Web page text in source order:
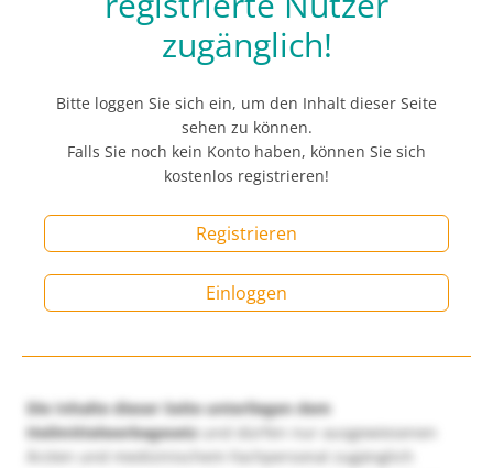
zugänglich!
Bitte loggen Sie sich ein, um den Inhalt dieser Seite
sehen zu können.
Falls Sie noch kein Konto haben, können Sie sich
kostenlos registrieren!
Registrieren
Einloggen
Die Inhalte dieser Seite unterliegen dem
Heilmittelwerbegesetzund dürfen nur ausgewiesenen
Ärzten und medizinischem Fachpersonal zugänglich